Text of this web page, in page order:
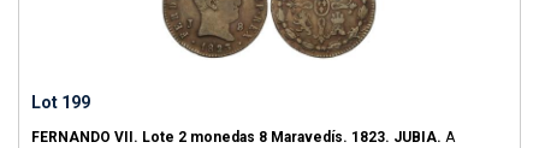
Lot 199
FERNANDO VII. Lote 2 monedas 8 Maravedís. 1823. JUBIA. A